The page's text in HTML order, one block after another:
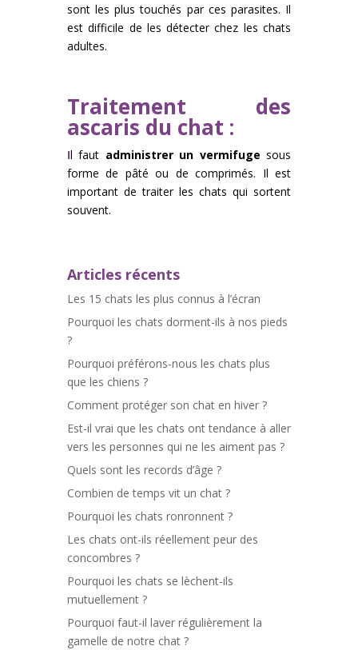
sont les plus touchés par ces parasites. Il
est difficile de les détecter chez les chats
adultes.
Traitement des
ascaris du chat :
Il faut administrer un vermifuge sous
forme de pâté ou de comprimés. Il est
important de traiter les chats qui sortent
souvent.
Articles récents
Les 15 chats les plus connus à l’écran
Pourquoi les chats dorment-ils à nos pieds
?
Pourquoi préférons-nous les chats plus
que les chiens ?
Comment protéger son chat en hiver ?
Est-il vrai que les chats ont tendance à aller
vers les personnes qui ne les aiment pas ?
Quels sont les records d’âge ?
Combien de temps vit un chat ?
Pourquoi les chats ronronnent ?
Les chats ont-ils réellement peur des
concombres ?
Pourquoi les chats se lèchent-ils
mutuellement ?
Pourquoi faut-il laver régulièrement la
gamelle de notre chat ?